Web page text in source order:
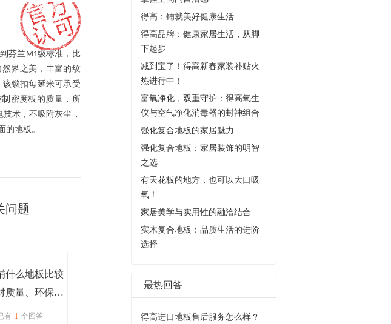
芬兰 M1级标准，比
界之美，丰富的纹
该锁扣每延米可承受
密度板的质量，所
术，不吸附灰尘，
的地板。
问题
什么地板比较
质量、环保的
比较高的那种
有 1 个回答
得高：铺就美好健康生活
得高品牌：健康家居生活，从脚
下起步
减到宝了！得高新春家装补贴火
热进行中！
富氧净化，双重守护：得高氧生
仪与空气净化消毒器的封神组合
强化复合地板的家居魅力
强化复合地板：家居装饰的明智
之选
有天花板的地方，也可以大口吸
氧！
家居美学与实用性的融洽结合
实木复合地板：品质生活的进阶
选择
最热回答
得高进口地板售后服务怎么样？